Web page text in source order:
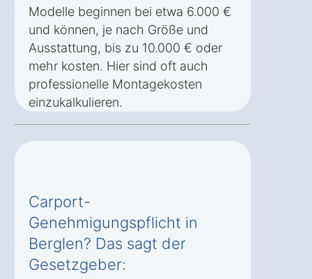
Modelle beginnen bei etwa 6.000 €
und können, je nach Größe und
Ausstattung, bis zu 10.000 € oder
mehr kosten. Hier sind oft auch
professionelle Montagekosten
einzukalkulieren.
Carport-
Genehmigungspflicht in
Berglen? Das sagt der
Gesetzgeber: